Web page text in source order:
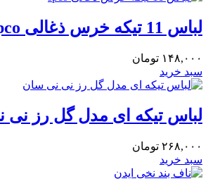
لباس 11 تیکه خرس ذغالی spco
۱۴۸,۰۰۰ تومان
سبد خرید
لباس تیکه ای مدل گل رز نی
۲۶۸,۰۰۰ تومان
سبد خرید